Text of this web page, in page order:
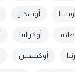
أوستا أوسكار
أوكراانيا
أوكسجين